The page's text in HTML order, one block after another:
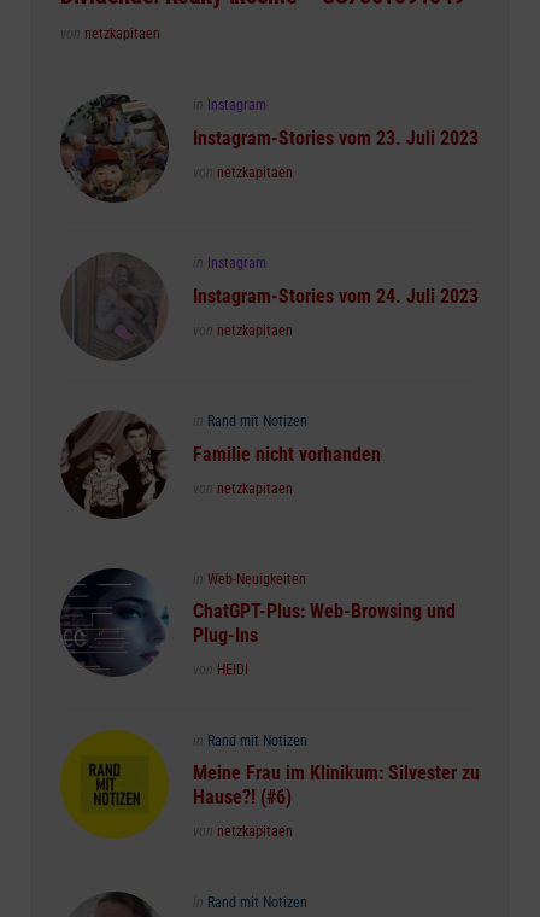
Posted
von netzkapitaen
Posted
in Instagram
Instagram-Stories vom 23. Juli 2023
Posted
von netzkapitaen
Posted
in Instagram
Instagram-Stories vom 24. Juli 2023
Posted
von netzkapitaen
Posted
in Rand mit Notizen
Familie nicht vorhanden
Posted
von netzkapitaen
Posted
in Web-Neuigkeiten
ChatGPT-Plus: Web-Browsing und
Plug-Ins
Posted
von HEIDI
Posted
in Rand mit Notizen
Meine Frau im Klinikum: Silvester zu
Hause?! (#6)
Posted
von netzkapitaen
Posted
in Rand mit Notizen